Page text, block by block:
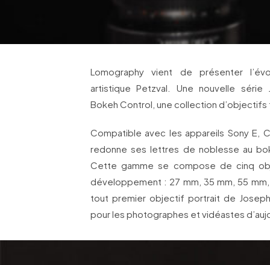
Lomography vient de présenter
artistique Petzval. Une nouvelle série
Bokeh Control, une collection
Compatible avec les appareils Sony E,
redonne ses lettres de noblesse au
Cette gamme se compose de cinq
développement : 27 mm, 35 mm, 55
tout premier objectif portrait de
pour les photographes et vidéastes